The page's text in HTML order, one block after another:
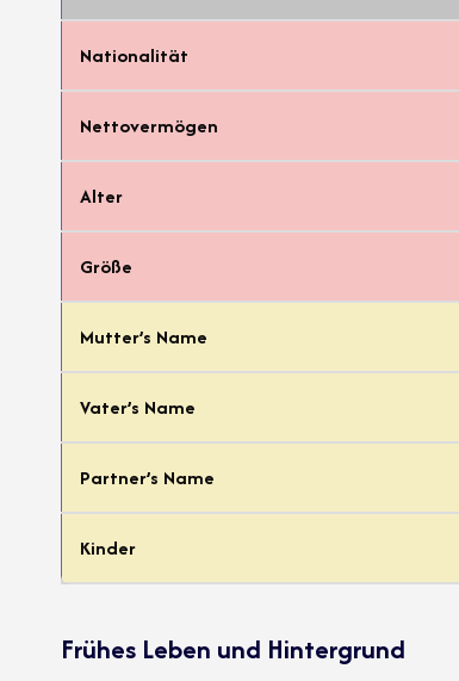
Nationalität
Nettovermögen
Alter
Größe
Mutter’s Name
Vater’s Name
Partner’s Name
Kinder
Frühes Leben und Hintergrund